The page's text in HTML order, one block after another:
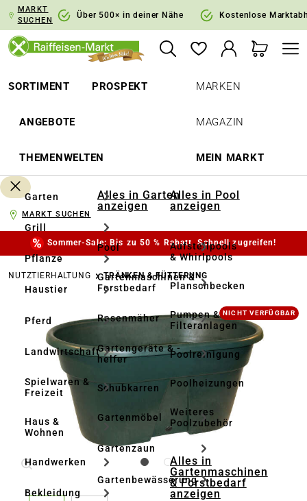
Zur Hauptnavigation springen
MARKT
SUCHEN
Über 500× in deiner Nähe Kostenlose
SORTIMENT PROSPEKT
ANGEBOTE
THEMENWELTEN
MARKEN
MAGAZIN
MEIN MARKT
Garten
Grill
Pflanze
Haustier
Pferd
Landwirtschaft
Spielwaren &
Freizeit
Haus &
Wohnen
Handwerken
Bekleidung
Alles in Garten
anzeigen
Pool
Gartenmaschinen &
Forstbedarf
Rasenmäher
Gartengeräte & -
helfer
Schubkarren
Gartenmöbel
Gartenzaun
Gartenbewässerung
Alles in Pool
anzeigen
Aufstellpools
& Whirlpools
Planschbecken
Pumpen &
Filteranlagen
Poolreinigung
Poolheizungen
Weiteres
Poolzubehör
Alles in
Gartenmaschinen
& Forstbedarf
anzeigen
MARKT SUCHEN
Sommer-Sale: Bis zu 50 % Rabatt. Schnell zugreifen!
NUTZTIERHALTUNG TRÄNKEN & FÜTTERUNG
Bildergalerie überspringen NICHT VERFÜGBAR